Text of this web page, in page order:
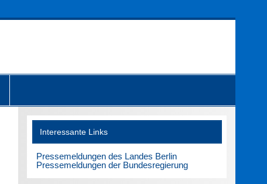
Interessante Links
Pressemeldungen des Landes Berlin
Pressemeldungen der Bundesregierung